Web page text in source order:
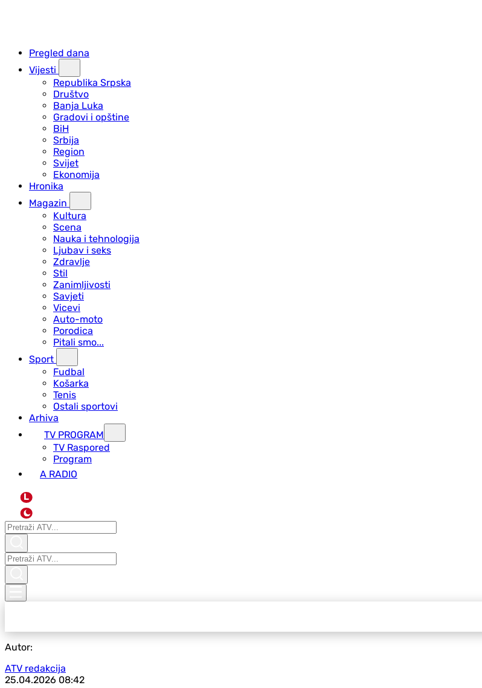
Pregled dana
Vijesti
Republika Srpska
Društvo
Banja Luka
Gradovi i opštine
BiH
Srbija
Region
Svijet
Ekonomija
Hronika
Magazin
Kultura
Scena
Nauka i tehnologija
Ljubav i seks
Zdravlje
Stil
Zanimljivosti
Savjeti
Vicevi
Auto-moto
Porodica
Pitali smo...
Sport
Fudbal
Košarka
Tenis
Ostali sportovi
Arhiva
TV PROGRAM
ТV Raspored
Program
A RADIO
L
Autor:
ATV redakcija
25.04.2026 08:42